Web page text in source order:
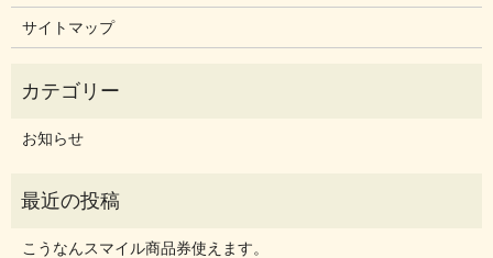
サイトマップ
お知らせ
こうなんスマイル商品券使えます。